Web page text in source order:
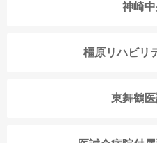
神崎
橿原リハビリ
東舞鶴